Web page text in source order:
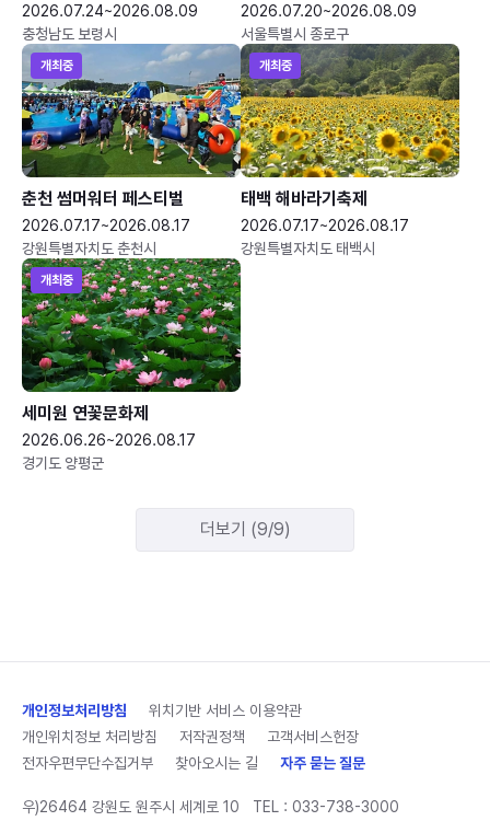
2026.07.24~2026.08.09
충청남도 보령시
2026.07.20~2026.08.09
서울특별시 종로구
개최중
춘천 썸머워터 페스티벌
2026.07.17~2026.08.17
강원특별자치도 춘천시
개최중
태백 해바라기축제
2026.07.17~2026.08.17
강원특별자치도 태백시
개최중
세미원 연꽃문화제
2026.06.26~2026.08.17
경기도 양평군
더보기 (9/9)
개인정보처리방침
위치기반 서비스 이용약관
개인위치정보 처리방침
저작권정책
고객서비스헌장
전자우편무단수집거부
찾아오시는 길 자주 묻는 질문
우)26464 강원도 원주시 세계로 10 TEL : 033-738-3000